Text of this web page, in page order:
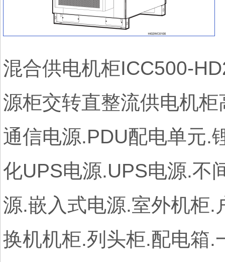
混合供电机柜ICC500-
源柜交转直整流供电机
通信电源.PDU配电单元.
化UPS电源.UPS电源.不
源.嵌入式电源.室外机柜.
换机机柜.列头柜.配电箱.